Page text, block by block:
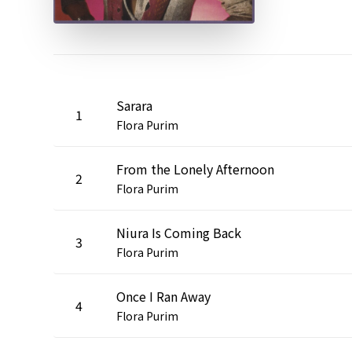
1 Sarara
Flora Purim
2 From the Lonely Afternoon
Flora Purim
3 Niura Is Coming Back
Flora Purim
4 Once I Ran Away
Flora Purim